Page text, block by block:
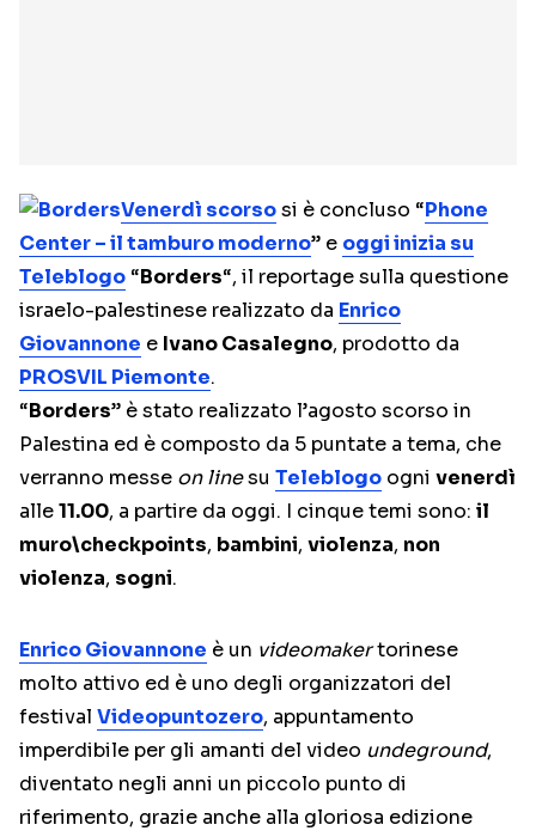
Venerdì scorsosi è concluso “Phone
Center – il tamburo moderno” e oggi inizia su
Teleblogo “Borders“, il reportage sulla questione
israelo-palestinese realizzato da Enrico
Giovannone e Ivano Casalegno, prodotto da
PROSVIL Piemonte.
“Borders” è stato realizzato l’agosto scorso in
Palestina ed è composto da 5 puntate a tema, che
verranno messe on linesu Teleblogo ogni venerdì
alle11.00, a partire da oggi. I cinque temi sono: il
muro\checkpoints, bambini, violenza, non
violenza, sogni.
Enrico Giovannone è un videomakertorinese
molto attivo ed è uno degli organizzatori del
festival Videopuntozero, appuntamento
imperdibile per gli amanti del video undeground,
diventato negli anni un piccolo punto di
riferimento, grazie anche alla gloriosa edizione